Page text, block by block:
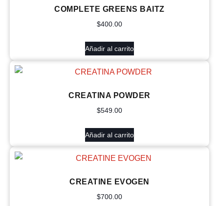
COMPLETE GREENS BAITZ
$400.00
Añadir al carrito
CREATINA POWDER
$549.00
Añadir al carrito
CREATINE EVOGEN
$700.00